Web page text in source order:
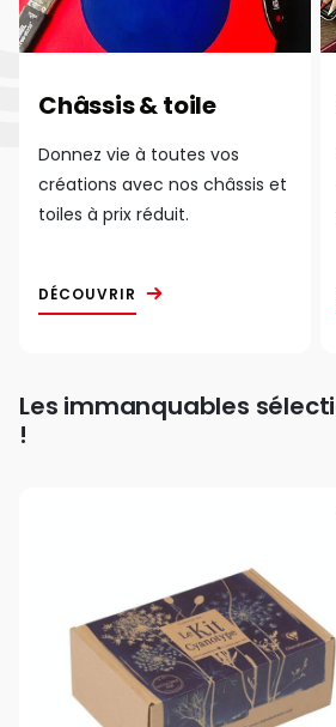
Châssis & toile
Donnez vie à toutes vos
créations avec nos châssis et
toiles à prix réduit.
DÉCOUVRIR
Les immanquables
!